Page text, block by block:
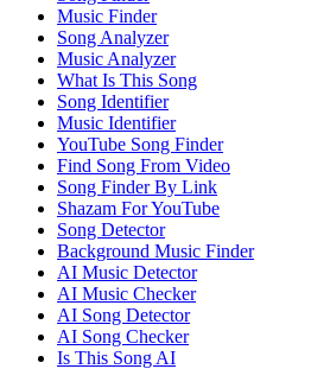
Music Finder
Song Analyzer
Music Analyzer
What Is This Song
Song Identifier
Music Identifier
YouTube Song Finder
Find Song From Video
Song Finder By Link
Shazam For YouTube
Song Detector
Background Music Finder
AI Music Detector
AI Music Checker
AI Song Detector
AI Song Checker
Is This Song AI